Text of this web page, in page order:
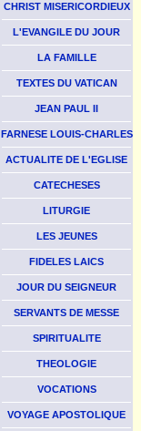
CHRIST MISERICORDIEUX
L'EVANGILE DU JOUR
LA FAMILLE
TEXTES DU VATICAN
JEAN PAUL II
FARNESE LOUIS-CHARLES
ACTUALITE DE L'EGLISE
CATECHESES
LITURGIE
LES JEUNES
FIDELES LAICS
JOUR DU SEIGNEUR
SERVANTS DE MESSE
SPIRITUALITE
THEOLOGIE
VOCATIONS
VOYAGE APOSTOLIQUE